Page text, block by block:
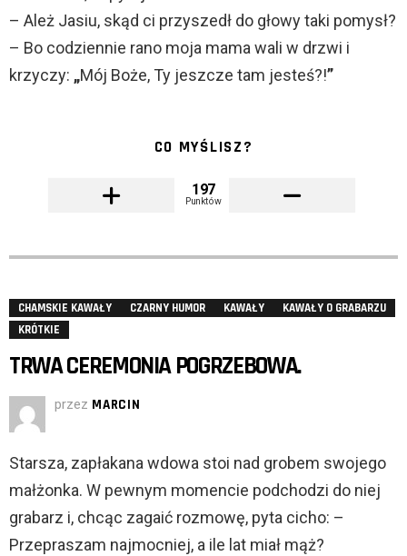
– Ależ Jasiu, skąd ci przyszedł do głowy taki pomysł?
– Bo codziennie rano moja mama wali w drzwi i
krzyczy: „Mój Boże, Ty jeszcze tam jesteś?!”
CO MYŚLISZ?
197
Punktów
CHAMSKIE KAWAŁY CZARNY HUMOR KAWAŁY
KAWAŁY O GRABARZU
KRÓTKIE
TRWA CEREMONIA POGRZEBOWA.
przez MARCIN
Starsza, zapłakana wdowa stoi nad grobem swojego
małżonka. W pewnym momencie podchodzi do niej
grabarz i, chcąc zagaić rozmowę, pyta cicho: –
Przepraszam najmocniej, a ile lat miał mąż?